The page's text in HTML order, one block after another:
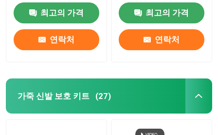
최고의 가격
연락처
최고의 가격
연락처
가죽 신발 보호 키트 (27)